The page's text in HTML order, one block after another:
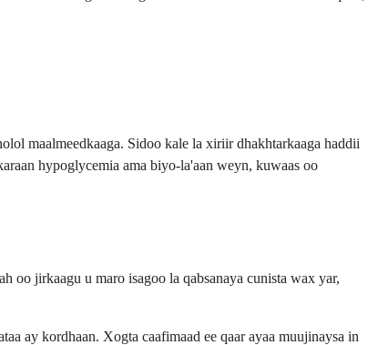
maalmeedkaaga. Sidoo kale la xiriir dhakhtarkaaga haddii
hypoglycemia ama biyo-la'aan weyn, kuwaas oo
oo jirkaagu u maro isagoo la qabsanaya cunista wax yar,
ay kordhaan. Xogta caafimaad ee qaar ayaa muujinaysa in